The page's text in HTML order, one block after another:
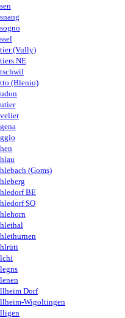
(Vully)
NE
(Blenio)
(Goms)
BE
SO
Dorf
Wigoltingen